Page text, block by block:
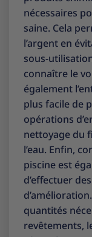
nécessaires
saine. Cela
l’argent en
sous-
connaître le
également
plus facile de
opérations
nettoyage du
l’eau. Enfin,
piscine est
d’effectuer
quantités
revêtements,